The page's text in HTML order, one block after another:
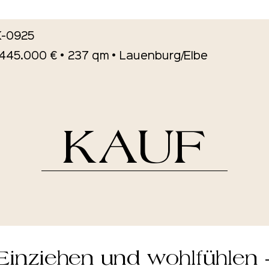
0925
445.000 € • 237 qm • Lauenburg/Elbe
KAUF
und wohlfühlen